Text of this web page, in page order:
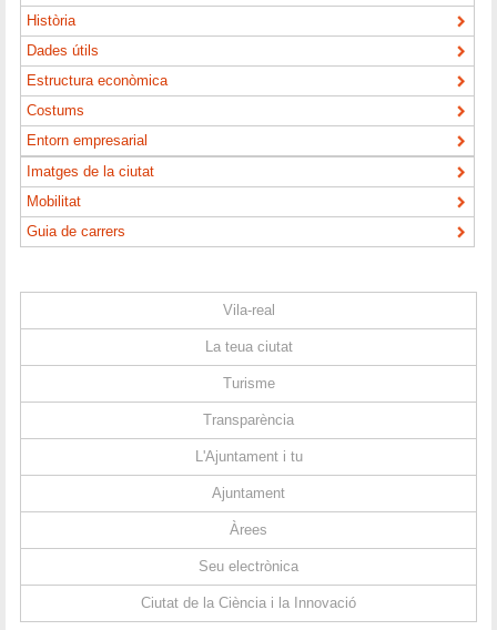
Història
Dades útils
Estructura econòmica
Costums
Entorn empresarial
Imatges de la ciutat
Mobilitat
Guia de carrers
Vila-real
La teua ciutat
Turisme
Transparència
L'Ajuntament i tu
Ajuntament
Àrees
Seu electrònica
Ciutat de la Ciència i la Innovació